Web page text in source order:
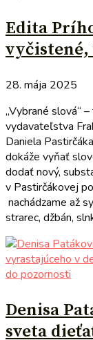
Edita
28. mája 2025
„Vybrané slová“
vydavateľstva
Daniela
dokáže vyňať
dodať nový,
v Pastirčákovej
nachádzame až
strarec, džbán,
do pozornosti
Denisa
sveta